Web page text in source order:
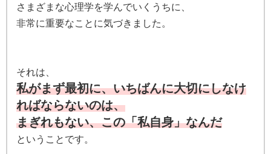
さまざまな心理学を学んでいくうちに、
非常に重要なことに気づきました。
それは、
私がまず最初に、いちばんに大切にしなけ
ればならないのは、
まぎれもない、この「私自身」なんだ
ということです。